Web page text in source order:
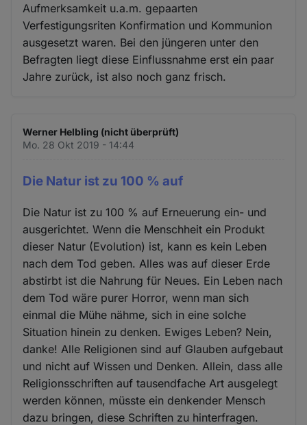
Aufmerksamkeit u.a.m. gepaarten
Verfestigungsriten Konfirmation und Kommunion
ausgesetzt waren. Bei den jüngeren unter den
Befragten liegt diese Einflussnahme erst ein paar
Jahre zurück, ist also noch ganz frisch.
Werner Helbling (nicht überprüft)
Mo. 28 Okt 2019 - 14:44
Die Natur ist zu 100 % auf
Die Natur ist zu 100 % auf Erneuerung ein- und
ausgerichtet. Wenn die Menschheit ein Produkt
dieser Natur (Evolution) ist, kann es kein Leben
nach dem Tod geben. Alles was auf dieser Erde
abstirbt ist die Nahrung für Neues. Ein Leben nach
dem Tod wäre purer Horror, wenn man sich
einmal die Mühe nähme, sich in eine solche
Situation hinein zu denken. Ewiges Leben? Nein,
danke! Alle Religionen sind auf Glauben aufgebaut
und nicht auf Wissen und Denken. Allein, dass alle
Religionsschriften auf tausendfache Art ausgelegt
werden können, müsste ein denkender Mensch
dazu bringen, diese Schriften zu hinterfragen.